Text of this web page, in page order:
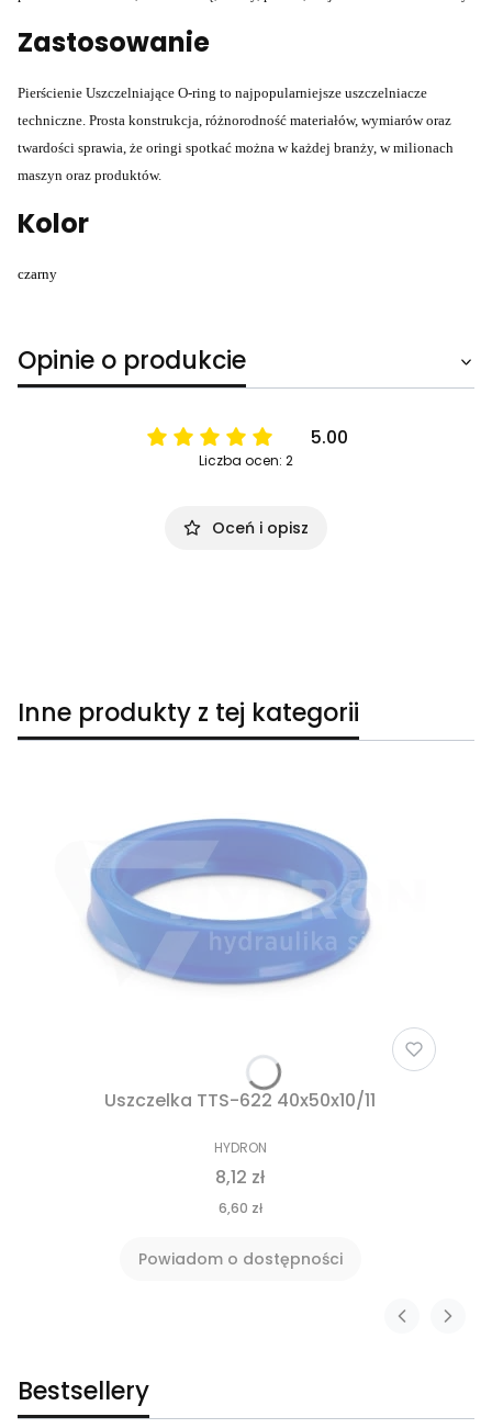
Zastosowanie
Pierścienie Uszczelniające O-ring to najpopularniejsze uszczelniacze
techniczne. Prosta konstrukcja, różnorodność materiałów, wymiarów oraz
twardości sprawia, że oringi spotkać można w każdej branży, w milionach
maszyn oraz produktów.
Kolor
czarny
Opinie o produkcie
5.00
Liczba ocen: 2
Oceń i opisz
Inne produkty z tej kategorii
Uszczelka TTS-622 40x50x10/11
HYDRON
8,12 zł
6,60 zł
Powiadom o dostępności
Bestsellery